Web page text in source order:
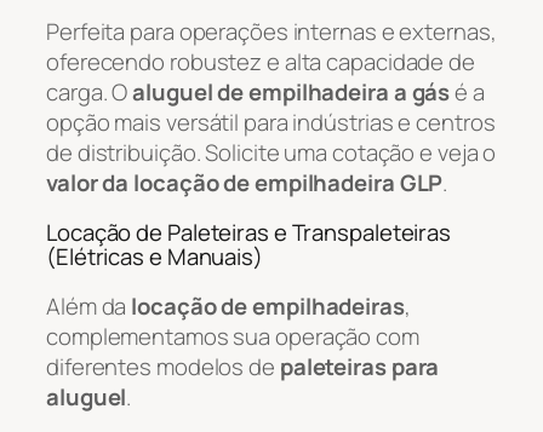
Perfeita para operações internas e externas,
oferecendo robustez e alta capacidade de
carga. Oaluguel de empilhadeira a gásé a
opção mais versátil para indústrias e centros
de distribuição. Solicite uma cotação e veja o
valor da locação de empilhadeira GLP.
Locação de Paleteiras e Transpaleteiras
(Elétricas e Manuais)
Além da locação de empilhadeiras,
complementamos sua operação com
diferentes modelos de paleteiras para
aluguel.